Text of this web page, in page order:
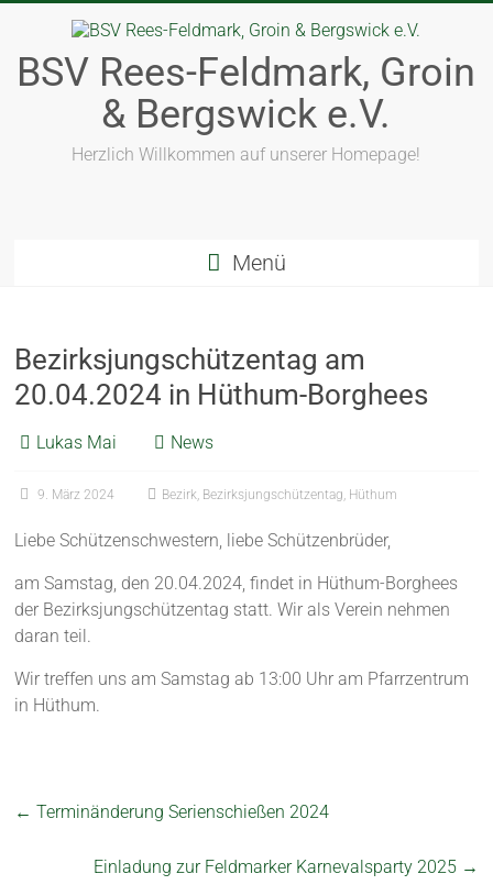
BSV Rees-Feldmark, Groin
& Bergswick e.V.
Herzlich Willkommen auf unserer Homepage!
Menü
Bezirksjungschützentag am
20.04.2024 in Hüthum-Borghees
Lukas Mai News
9. März 2024 Bezirk, Bezirksjungschützentag, Hüthum
Liebe Schützenschwestern, liebe Schützenbrüder,
am Samstag, den 20.04.2024, findet in Hüthum-Borghees
der Bezirksjungschützentag statt. Wir als Verein nehmen
daran teil.
Wir treffen uns am Samstag ab 13:00 Uhr am Pfarrzentrum
in Hüthum.
← Terminänderung Serienschießen 2024
Einladung zur Feldmarker Karnevalsparty 2025 →